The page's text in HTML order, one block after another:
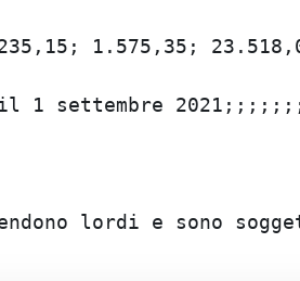
1.575,35;
1 settembre